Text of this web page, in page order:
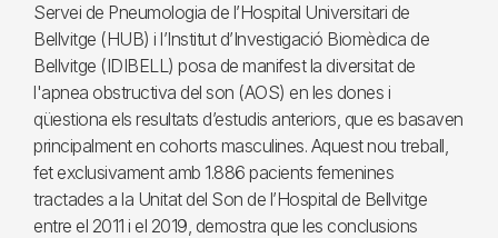
Servei de Pneumologia de l’Hospital Universitari de
Bellvitge (HUB) i l’Institut d’Investigació Biomèdica de
Bellvitge (IDIBELL) posa de manifest la diversitat de
l'apnea obstructiva del son (AOS) en les dones i
qüestiona els resultats d’estudis anteriors, que es basaven
principalment en cohorts masculines. Aquest nou treball,
fet exclusivament amb 1.886 pacients femenines
tractades a la Unitat del Son de l’Hospital de Bellvitge
entre el 2011 i el 2019, demostra que les conclusions